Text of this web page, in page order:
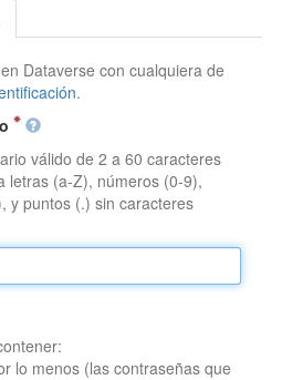
Dataverse con cualquiera de
.
válido de 2 a 60 caracteres
letras (a-Z), números (0-9),
y puntos (.) sin caracteres
lo menos (las contraseñas que